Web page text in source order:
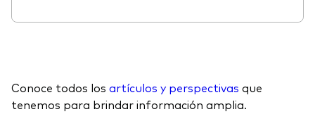
Conoce todos los artículos y perspectivas que
tenemos para brindar información amplia.